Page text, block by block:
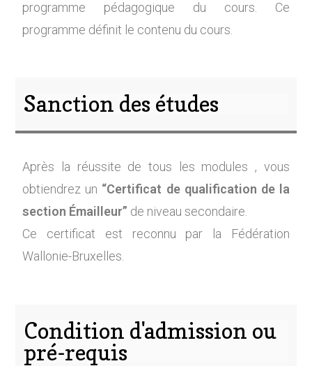
programme pédagogique du cours. Ce
programme définit le contenu du cours.
Sanction des études
Après la réussite de tous les modules , vous
obtiendrez un “Certificat de qualification de la
section Émailleur” de niveau secondaire.
Ce certificat est reconnu par la Fédération
Wallonie-Bruxelles.
Condition d'admission ou
pré-requis